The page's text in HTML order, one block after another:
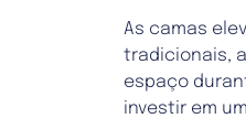
As camas
tradicionais,
espaço
investir em